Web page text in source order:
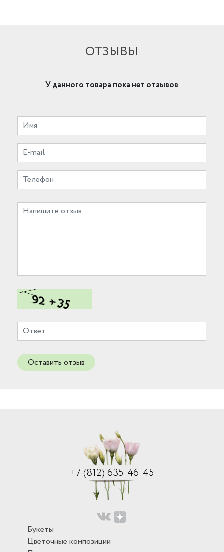
ОТЗЫВЫ
У данного товара пока нет отзывов
Оставить отзыв
+7 (812) 635-46-45
Букеты
Цветочные композиции